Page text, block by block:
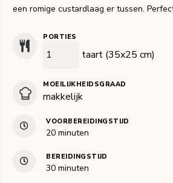
een romige custardlaag er tussen.
PORTIES
taart (35x25 cm)
MOEILIJKHEIDSGRAAD
makkelijk
VOORBEREIDINGSTIJD
20minuten
minuten
BEREIDINGSTIJD
30minuten
minuten